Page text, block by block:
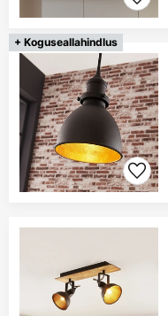
+ Koguseallahindlus